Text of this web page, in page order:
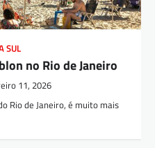
SUL
no Rio de Janeiro
11, 2026
Rio de Janeiro, é muito mais